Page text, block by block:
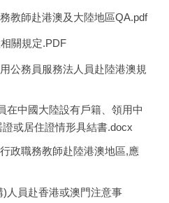
教師赴港澳及大陸地區QA.pdf
關規定.PDF
公務員服務法人員赴陸港澳規
在中國大陸設有戶籍、領用中
或居住證情形具結書.docx
政職務教師赴陸港澳地區,應
人員赴香港或澳門注意事